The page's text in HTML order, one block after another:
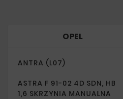
OPEL
ANTRA (L07)
ASTRA F 91-02 4D SDN, HB
1,6 SKRZYNIA MANUALNA
 Filtr